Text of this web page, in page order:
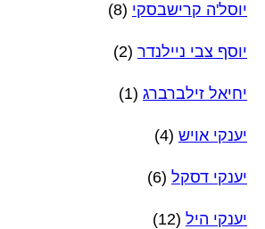
יוסל'ה קרישבסקי (8)
יוסף צבי ניילנדר (2)
יחיאל זילברברג (1)
יענקי אויש (4)
יענקי דסקל (6)
יענקי היל (12)